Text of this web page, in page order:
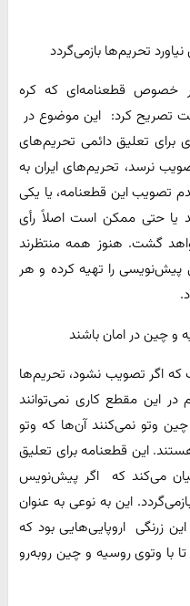
تحریم‌ها باز‌می‌گردد
خصوص قطعنامه‌ای که کره
تصریح کرد: این موضوع در
برای تعلیق دائمی تحریم‌های
نرسد، تحریم‌های ایران به
تصویب این قطعنامه، یا یکی
یا حتی ممکن است اصلاً رأی
گشت. هنوز همه منتظرند
پیش‌نویسی را تهیه کرده و هر
و چین در امان باشند
که اگر تصویب نشود، تحریم‌ها
این مقطع کاری نمی‌توانند
وتو نمی‌کنند آن‌ها که وتو
این قطعنامه برای تعلیق
می‌کند که اگر پیش‌نویس
این به نوعی به عنوان
زرنگی اروپایی‌هایی بود که
با وتوی روسیه و چین روبه‌رو